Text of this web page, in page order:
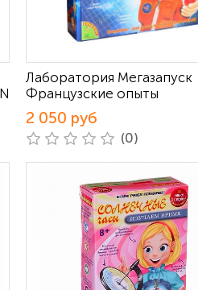
Лаборатория Мегазапуск
Французские опыты
2 050 руб
(0)